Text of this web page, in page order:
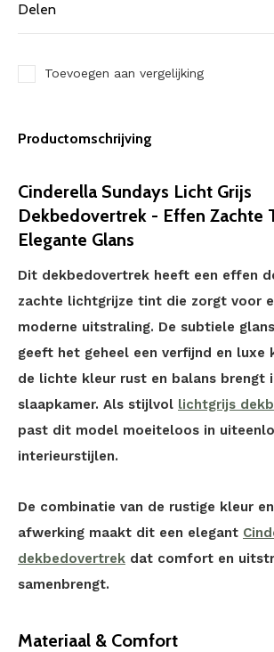
Delen
Toevoegen aan vergelijking
Productomschrijving
Cinderella Sundays Licht Grijs
Dekbedovertrek - Effen Zachte
Elegante Glans
Dit dekbedovertrek heeft een effen
zachte lichtgrijze tint die zorgt voor
moderne uitstraling. De subtiele
geeft het geheel een verfijnd en luxe
de lichte kleur rust en balans brengt
slaapkamer. Als stijlvol lichtgrijs
past dit model moeiteloos in
interieurstijlen.
De combinatie van de rustige kleur
afwerking maakt dit een elegant
dekbedovertrek dat comfort en
samenbrengt.
Materiaal & Comfort